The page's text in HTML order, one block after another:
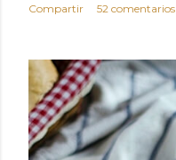
Compartir 52 comentarios